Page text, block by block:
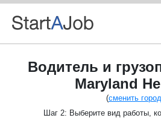
Водитель и
Maryland
(сменить город
Шаг 2: Выберите вид работы,